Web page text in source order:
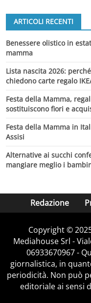
ARTICOLI RECENTI
Benessere olistico in
mamma
Lista nascita 2026:
chiedono carte regalo
Festa della Mamma,
sostituiscono fiori e
Festa della Mamma in
Assisi
Alternative ai succhi
mangiare meglio i
Redazione
Copyright ©
Mediahouse Srl -
06933670967 -
giornalistica, in
periodicità. Non può
editoriale ai sensi